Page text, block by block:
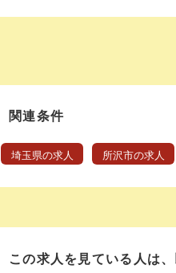
関連条件
埼玉県の求人 所沢市の求人
この求人を見ている人は